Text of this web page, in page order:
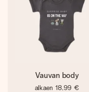
Vauvan body
alkaen 18,99 €